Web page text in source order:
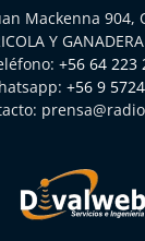
Mackenna 904,
Y
+56 64 223
+56 9